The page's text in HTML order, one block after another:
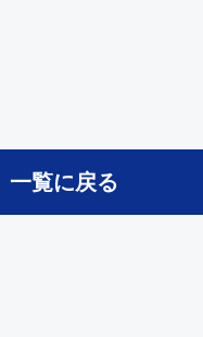
一覧に戻る